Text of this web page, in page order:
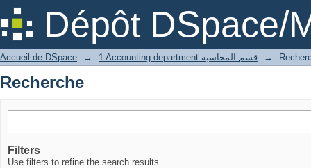
Dépôt DSpace/
Recherche
Accueil de DSpace → 1 Accounting department قسم المحاسبة →
Recherche
Filters
Use filters to refine the search results.